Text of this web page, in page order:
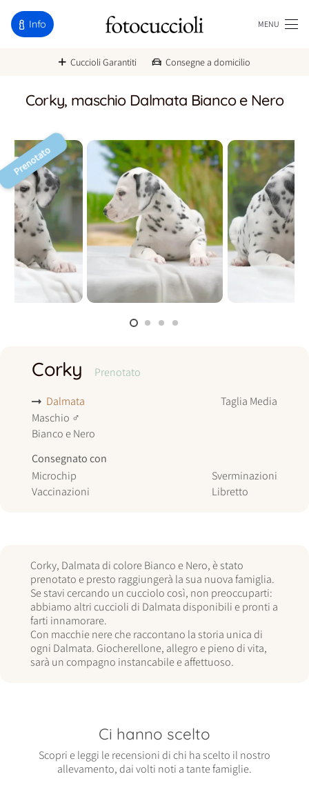
Info MENU
Cuccioli Garantiti Consegne a domicilio
Corky, maschio Dalmata Bianco e Nero
Prenotato
Corky
Prenotato
Dalmata
Maschio ♂
Bianco e Nero
Taglia Media
Consegnato con
Microchip
Vaccinazioni
Sverminazioni
Libretto
Corky, Dalmata di colore Bianco e Nero, è stato
prenotato e presto raggiungerà la sua nuova famiglia.
Se stavi cercando un cucciolo così, non preoccuparti:
abbiamo altri cuccioli di Dalmata disponibili e pronti a
farti innamorare.
Con macchie nere che raccontano la storia unica di
ogni Dalmata. Giocherellone, allegro e pieno di vita,
sarà un compagno instancabile e affettuoso.
Ci hanno scelto
Scopri e leggi le recensioni di chi ha scelto il nostro
allevamento, dai volti noti a tante famiglie.